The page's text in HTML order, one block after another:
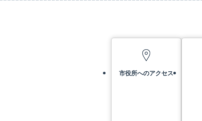
市役所へのアクセス